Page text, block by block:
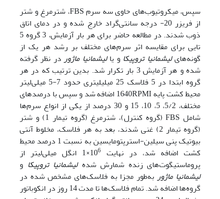
سپس، میکروتیوب‌‌های حاوی سه سرم FBS، شترمرغ و شتر
از فریزر 20- درجه سانتی‌گراد خارج شده و در دمای اتاق
ذوب شدند. در مطالعه حاضر برای هر بار آزمایش، 3 گروه 5
تایی برای مقایسه اثر سرم‌‌های مختلف بر رشد هر یک از
گونه‌‌هایلیشمانیا تروپیکا و یالیشمانیا ماژوردر نظر گرفته
شده و هر آزمایش 3 بار تکرار شد. بدین ترتیب که در هر
گروه ابتدا در 5 فلاسک 25 میلی‎لیتری حدود 7-5 میلی‌لیتر
محیط کشت پایه 1640RPMI اضافه شد و سپس با درصد‌های
مختلف، 5/2، 5، 10، 15 و 30 درصد از یکی از انواع سرم‌ها
شامل FBS (گروه کنترل)، شترمرغ (گروه تیمار 1) و شتر
(گروه تیمار 2) غنی شدند، بعد به هر فلاسک، مخلوط آنتی
بیوتیک پنی سیلین-استرپتومایسین به نسبت 1 درصد محیط
کشت اضافه شد، در نهایت 10 6
×1 انگل میلی‌لیتر از
پروماستیگوت‌‌های زنده شمارش شدهلیشمانیا تروپیکا و
لیشمانیا ماژوربه‌طور مجزا به فلاسک‌‌های مشخص شده در
گروه‌ها اضافه شد. تمام فلاسک‌ها تا مدت 14 روز در انکوباتور